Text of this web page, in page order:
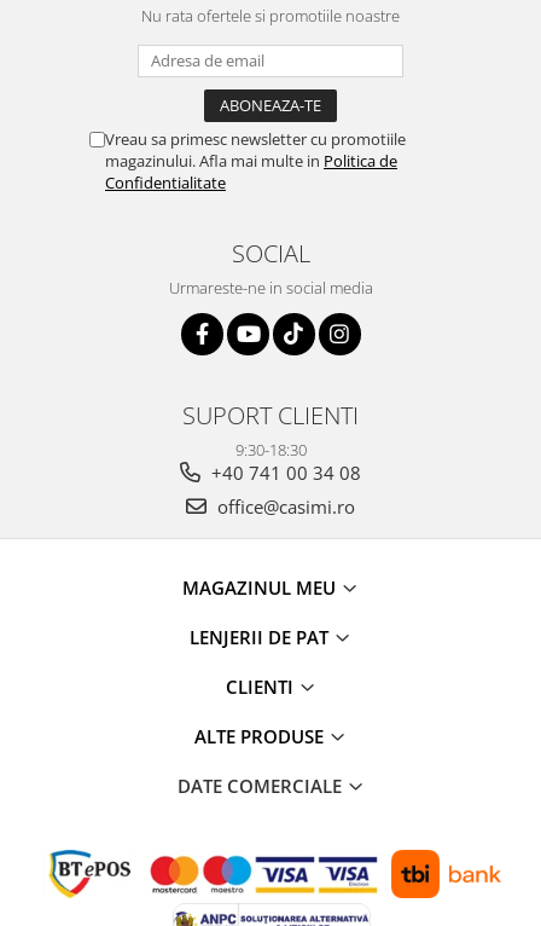
Nu rata ofertele si promotiile noastre
Vreau sa primesc newsletter cu promotiile
magazinului. Afla mai multe in Politica de
Confidentialitate
SOCIAL
Urmareste-ne in social media
SUPORT CLIENTI
9:30-18:30
+40 741 00 34 08
office@casimi.ro
MAGAZINUL MEU
LENJERII DE PAT
CLIENTI
ALTE PRODUSE
DATE COMERCIALE